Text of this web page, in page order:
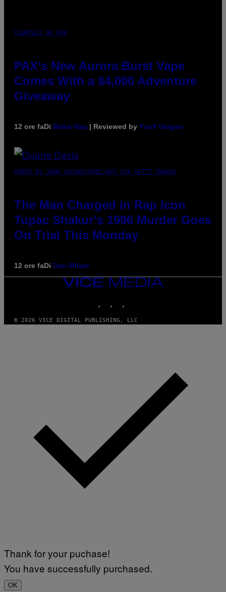
COURTESY OF PAX
PAX’s New Aurora Burst Vape
Comes With a $4,000 Adventure
Giveaway
12 ore faDi Maha Haq | Reviewed by Ysolt Usigan
PHOTO BY JOHN LOCHER/POOL/AFP VIA GETTY IMAGES
The Man Charged in Rap Icon
Tupac Shakur’s 1996 Murder Goes
On Trial This Monday
12 ore faDi Dan Milam
VICE
MEDIA
© 2026 VICE DIGITAL PUBLISHING, LLC
Thank for your puchase!
You have successfully purchased.
OK